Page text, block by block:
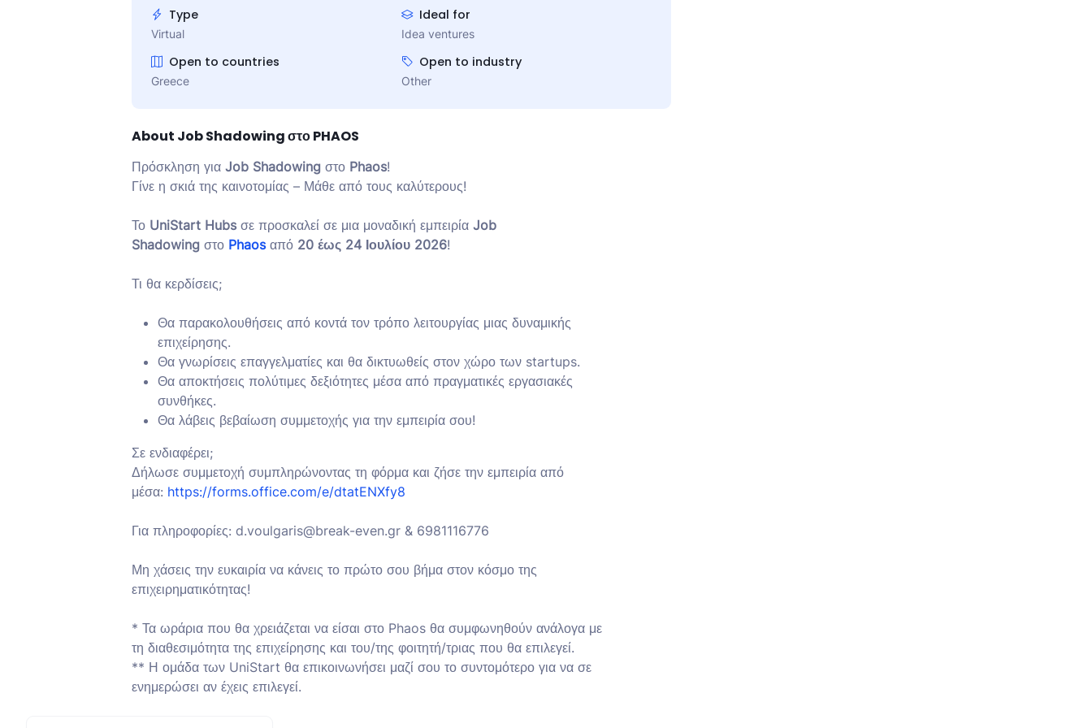
Type
Virtual
Ideal for
Idea ventures
Open to countries
Greece
Open to industry
Other
About Job Shadowing στο PHAOS
Πρόσκληση για Job Shadowing στο Phaos!
Γίνε η σκιά της καινοτομίας – Μάθε από τους καλύτερους!
Το UniStart Hubsσε προσκαλεί σε μια μοναδική εμπειρία Job
Shadowing στο Phaosαπό 20 έως 24 Ιουλίου 2026!
Τι θα κερδίσεις;
Θα παρακολουθήσεις από κοντά τον τρόπο λειτουργίας μιας δυναμικής
επιχείρησης.
Θα γνωρίσεις επαγγελματίες και θα δικτυωθείς στον χώρο των startups.
Θα αποκτήσεις πολύτιμες δεξιότητες μέσα από πραγματικές εργασιακές
συνθήκες.
Θα λάβεις βεβαίωση συμμετοχής για την εμπειρία σου!
Σε ενδιαφέρει;
Δήλωσε συμμετοχή συμπληρώνοντας τη φόρμα και ζήσε την εμπειρία από
μέσα: https://forms.office.com/e/dtatENXfy8
Για πληροφορίες: d.voulgaris@break-even.gr & 6981116776
Μη χάσεις την ευκαιρία να κάνεις το πρώτο σου βήμα στον κόσμο της
επιχειρηματικότητας!
* Τα ωράρια που θα χρειάζεται να είσαι στο Phaos θα συμφωνηθούν ανάλογα με
τη διαθεσιμότητα της επιχείρησης και του/της φοιτητή/τριας που θα επιλεγεί.
** Η ομάδα των UniStart θα επικοινωνήσει μαζί σου το συντομότερο για να σε
ενημερώσει αν έχεις επιλεγεί.